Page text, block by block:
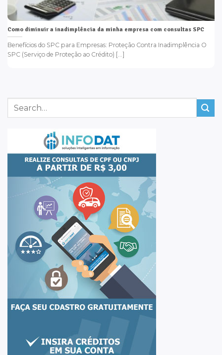
Como diminuir a inadimplência da minha empresa com consultas SPC
Benefícios do SPC para Empresas: Proteção Contra Inadimplência O
SPC (Serviço de Proteção ao Crédito) [...]